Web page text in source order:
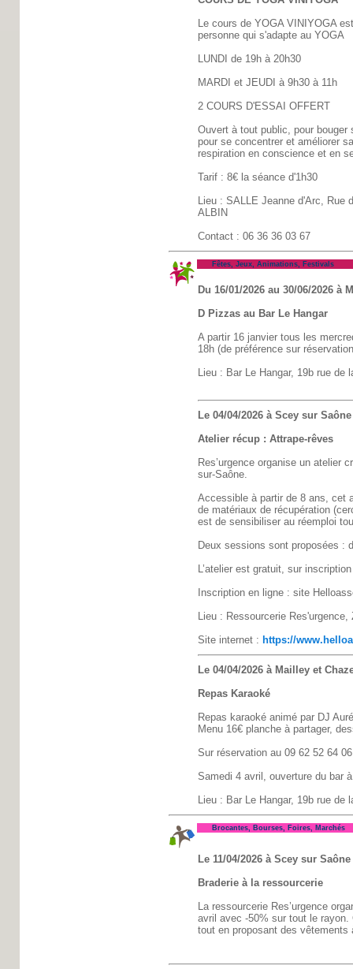
Le cours de YOGA VINIYOGA
personne qui s'adapte au YOGA
LUNDI de 19h à 20h30
MARDI et JEUDI à 9h30 à 11h
2 COURS D'ESSAI OFFERT
Ouvert à tout public, pour
pour se concentrer et améliorer
respiration en conscience et en
Tarif : 8€ la séance d'1h30
Lieu : SALLE Jeanne d'Arc, Rue
ALBIN
Contact : 06 36 36 03 67
Fêtes, Jeux, Animations, Festivals
Du 16/01/2026 au 30/06/2026 à
D Pizzas au Bar Le Hangar
A partir 16 janvier tous les
18h (de préférence sur
Lieu : Bar Le Hangar, 19b rue de
Le 04/04/2026 à Scey sur
Atelier récup : Attrape-rêves
Res’urgence organise un atelier
sur-Saône.
Accessible à partir de 8 ans, cet
de matériaux de récupération
est de sensibiliser au réemploi
Deux sessions sont proposées :
L’atelier est gratuit, sur
Inscription en ligne : site
Lieu : Ressourcerie
Site internet : https://
Le 04/04/2026 à Mailley et
Repas Karaoké
Repas karaoké animé par DJ
Menu 16€ planche à partager,
Sur réservation au 09 62 52 64 06
Samedi 4 avril, ouverture du bar
Lieu : Bar Le Hangar, 19b rue de
Brocantes, Bourses, Foires, Marchés
Le 11/04/2026 à Scey sur
Braderie à la ressourcerie
La ressourcerie Res’urgence
avril avec -50% sur tout le
tout en proposant des vêtements